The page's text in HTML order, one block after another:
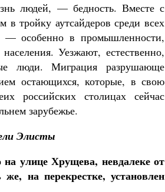
людей, — бедность. Вместе с
тройку аутсайдеров среди всех
— особенно в промышленности,
Уезжают, естественно,
люди. Миграция разрушающе
остающихся, которые, в свою
российских столицах сейчас
зарубежье.
Элисты
улице Хрущева, невдалеке от
на перекрестке, установлен